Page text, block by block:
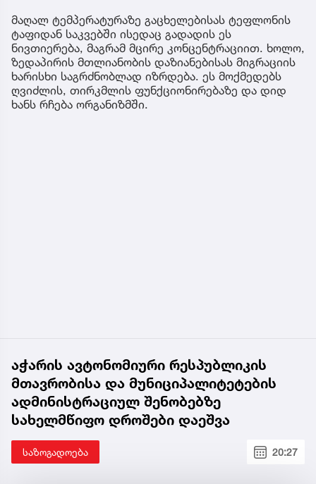
მაღალ ტემპერატურაზე გაცხელებისას ტეფლონის
ტაფიდან საკვებში ისედაც გადადის ეს
ნივთიერება, მაგრამ მცირე კონცენტრაციით. ხოლო,
ზედაპირის მთლიანობის დაზიანებისას მიგრაციის
ხარისხი საგრძნობლად იზრდება. ეს მოქმედებს
ღვიძლის, თირკმლის ფუნქციონირებაზე და დიდ
ხანს რჩება ორგანიზმში.
აჭარის ავტონომიური რესპუბლიკის
მთავრობისა და მუნიციპალიტეტების
ადმინისტრაციულ შენობებზე
სახელმწიფო დროშები დაეშვა
საზოგადოება 20:27